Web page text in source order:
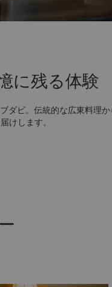
に残る体験
ダビ。伝統的な広東料理
けします。